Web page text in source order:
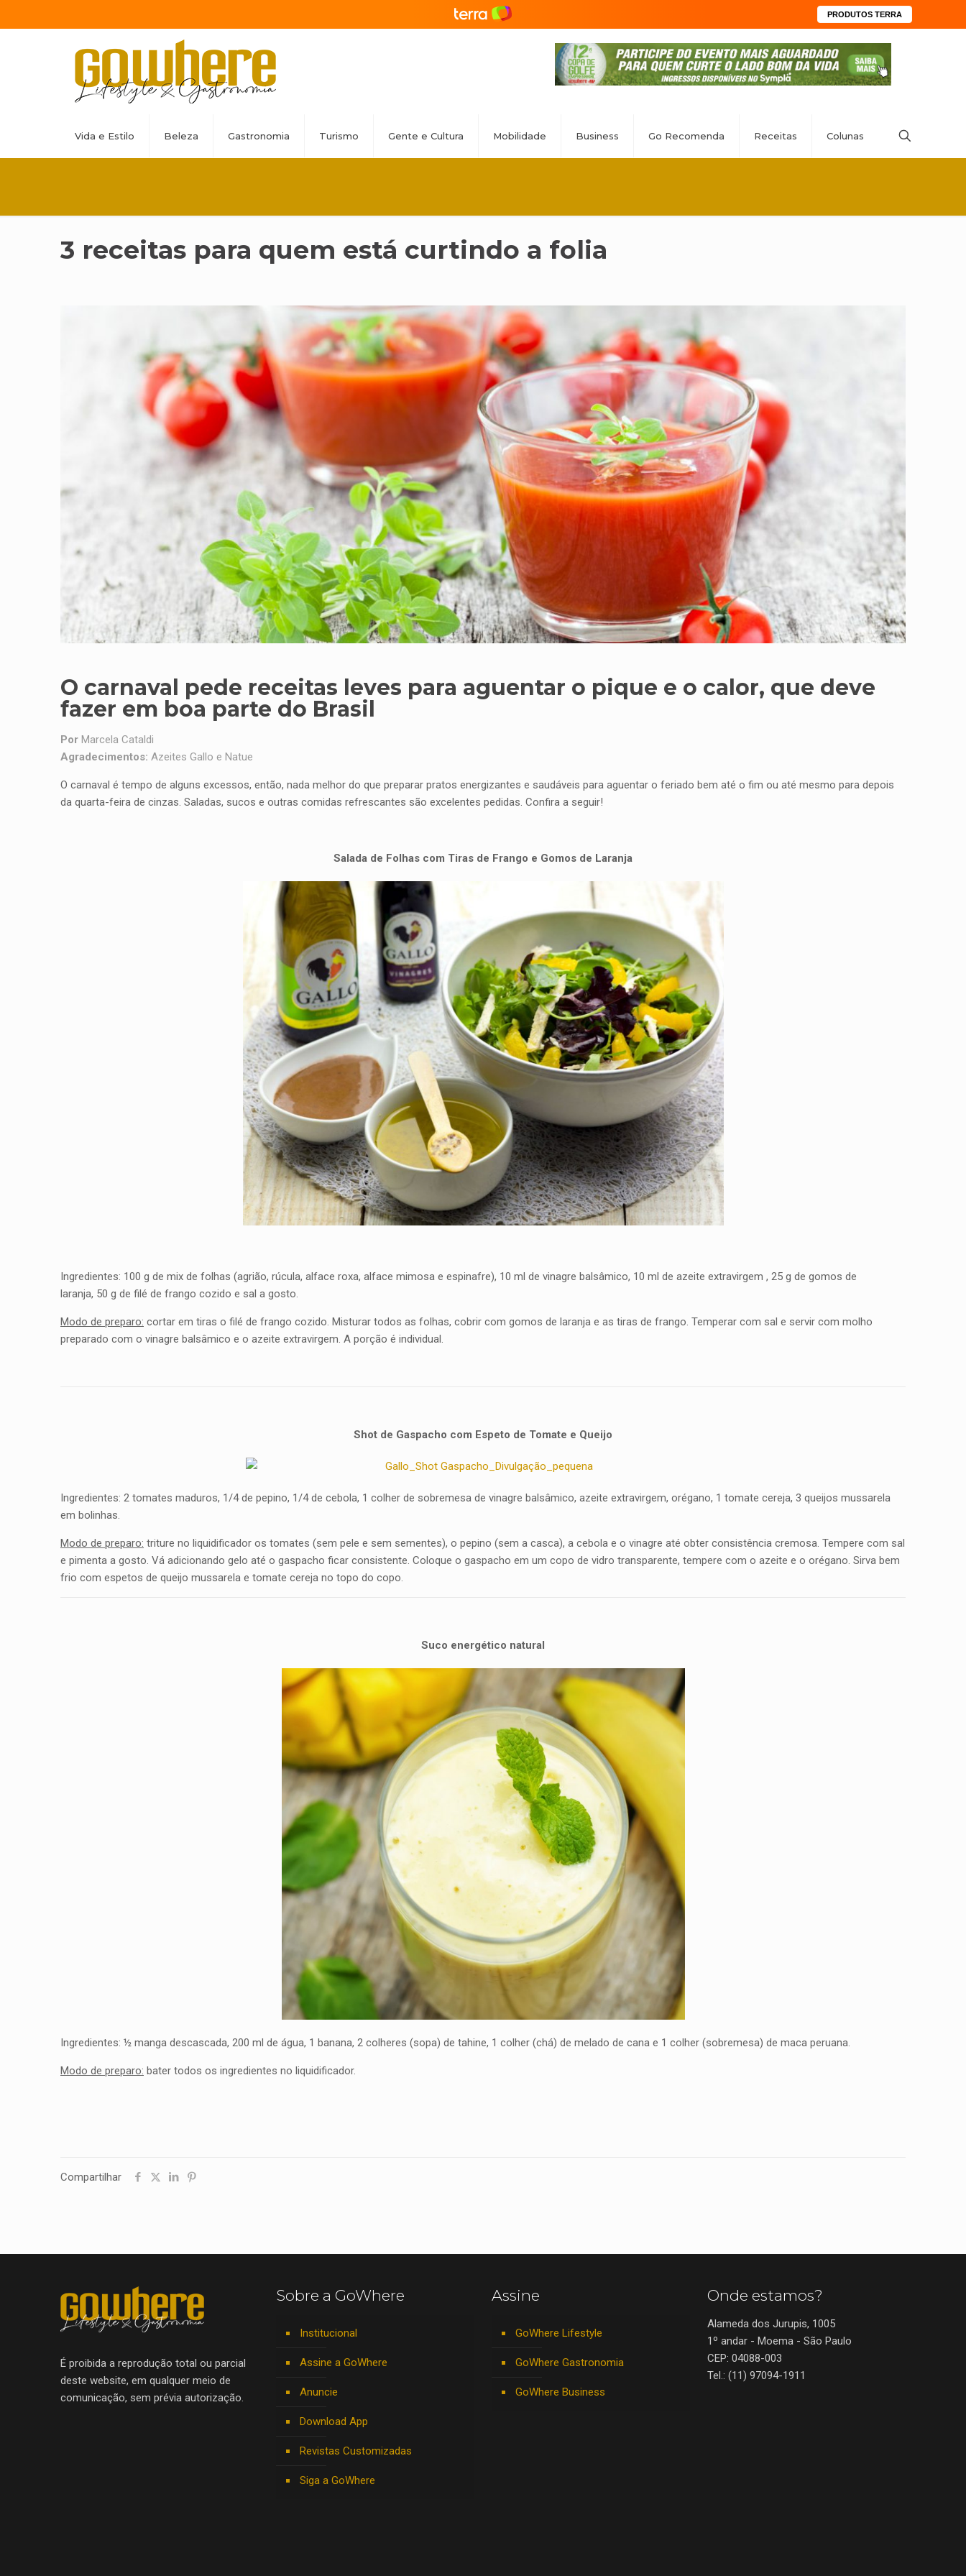
PRODUTOS TERRA
Vida e Estilo Beleza Gastronomia Turismo Gente e Cultura Mobilidade Business Go Recomenda Receitas Colunas
3 receitas para quem está curtindo a folia
O carnaval pede receitas leves para aguentar o pique e o calor, que deve
fazer em boa parte do Brasil
Por Marcela Cataldi
Agradecimentos: Azeites Gallo e Natue
O carnaval é tempo de alguns excessos, então, nada melhor do que preparar pratos energizantes e saudáveis para aguentar o feriado bem até o fim ou até mesmo para depois
da quarta-feira de cinzas. Saladas, sucos e outras comidas refrescantes são excelentes pedidas. Confira a seguir!
Salada de Folhas com Tiras de Frango e Gomos de Laranja
Ingredientes: 100 g de mix de folhas (agrião, rúcula, alface roxa, alface mimosa e espinafre), 10 ml de vinagre balsâmico, 10 ml de azeite extravirgem , 25 g de gomos de
laranja, 50 g de filé de frango cozido e sal a gosto.
Modo de preparo: cortar em tiras o filé de frango cozido. Misturar todos as folhas, cobrir com gomos de laranja e as tiras de frango. Temperar com sal e servir com molho
preparado com o vinagre balsâmico e o azeite extravirgem. A porção é individual.
Shot de Gaspacho com Espeto de Tomate e Queijo
Ingredientes: 2 tomates maduros, 1/4 de pepino, 1/4 de cebola, 1 colher de sobremesa de vinagre balsâmico, azeite extravirgem, orégano, 1 tomate cereja, 3 queijos mussarela
em bolinhas.
Modo de preparo: triture no liquidificador os tomates (sem pele e sem sementes), o pepino (sem a casca), a cebola e o vinagre até obter consistência cremosa. Tempere com sal
e pimenta a gosto. Vá adicionando gelo até o gaspacho ficar consistente. Coloque o gaspacho em um copo de vidro transparente, tempere com o azeite e o orégano. Sirva bem
frio com espetos de queijo mussarela e tomate cereja no topo do copo.
Suco energético natural
Ingredientes: ½ manga descascada, 200 ml de água, 1 banana, 2 colheres (sopa) de tahine, 1 colher (chá) de melado de cana e 1 colher (sobremesa) de maca peruana.
Modo de preparo: bater todos os ingredientes no liquidificador.
Compartilhar
É proibida a reprodução total ou parcial
deste website, em qualquer meio de
comunicação, sem prévia autorização.
Sobre a GoWhere
Institucional
Assine a GoWhere
Anuncie
Download App
Revistas Customizadas
Siga a GoWhere
Assine
GoWhere Lifestyle
GoWhere Gastronomia
GoWhere Business
Onde estamos?
Alameda dos Jurupis, 1005
1º andar - Moema - São Paulo
CEP: 04088-003
Tel.: (11) 97094-1911